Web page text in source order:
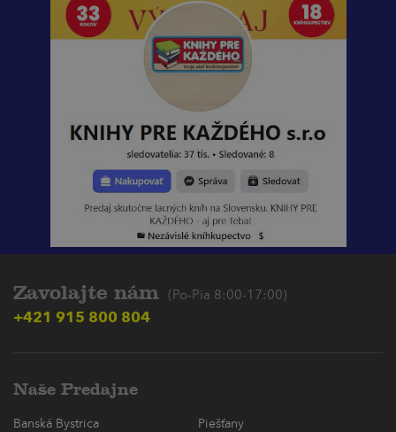
Zavolajte nám (Po-Pia 8:00-17:00)
+421 915 800 804
Naše Predajne
Banská Bystrica
Piešťany